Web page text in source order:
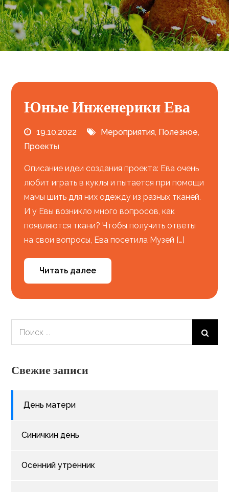
Юные Инженерики Ева
19.10.2022 Мероприятия, Полезное,
Проекты
Описание идеи создания проекта: Ева очень
любит играть в куклы и пытается при помощи
мамы шить для них одежду из разных тканей.
И у Евы возникло много вопросов, как
появляются ткани? Чтобы получить ответы
на свои вопросы, Ева посетила Музей […]
Читать далее
Свежие записи
День матери
Синичкин день
Осенний утренник